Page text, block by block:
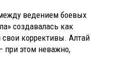
ведением боевых
создавалась как
свои коррективы. Алтай
при этом неважно,